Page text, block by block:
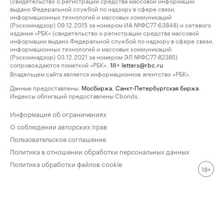
выдано Федеральной службой по надзору в сфере связи,
информационных технологий и массовых коммуникаций
(Роскомнадзор) 09.12.2015 за номером ИА №ФС77-63848) и сетевого
издания «РБК» (свидетельство о регистрации средства массовой
информации выдано Федеральной службой по надзору в сфере связи,
информационных технологий и массовых коммуникаций
(Роскомнадзор) 03.12.2021 за номером ЭЛ №ФС77-82385)
сопровождаются пометкой «РБК».
18+ letters@rbc.ru
Владельцем сайта является информационное агентство «РБК».
Данные предоставлены: Мосбиржа Санкт-Петербургская биржа
Индексы облигаций предоставлены Cbonds.
Информация об ограничениях
О соблюдении авторских прав
Пользовательское соглашение
Политика в отношении обработки персональных данных
Политика обработки файлов cookie
18+